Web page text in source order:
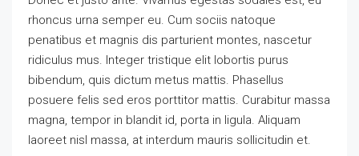
rhoncus urna semper eu. Cum sociis natoque
penatibus et magnis dis parturient montes, nascetur
ridiculus mus. Integer tristique elit lobortis purus
bibendum, quis dictum metus mattis. Phasellus
posuere felis sed eros porttitor mattis. Curabitur massa
magna, tempor in blandit id, porta in ligula. Aliquam
laoreet nisl massa, at interdum mauris sollicitudin et.